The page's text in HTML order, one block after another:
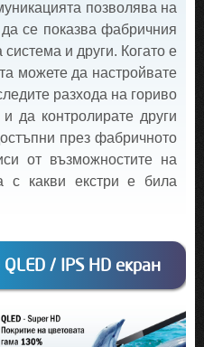
позволява на
се показва фабричния
и други. Когато е
можете да настройвате
разхода на гориво
да контролирате други
през фабричното
от възможностите на
с какви екстри е била
/ IPS HD екран